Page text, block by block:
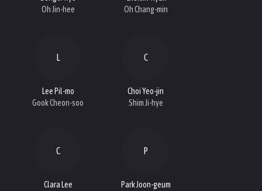
Oh Jin-hee
Oh Chang-min
L
Lee Pil-mo
Gook Cheon-soo
C
Choi Yeo-jin
Shim Ji-hye
C
Clara Lee
P
Park Joon-geum